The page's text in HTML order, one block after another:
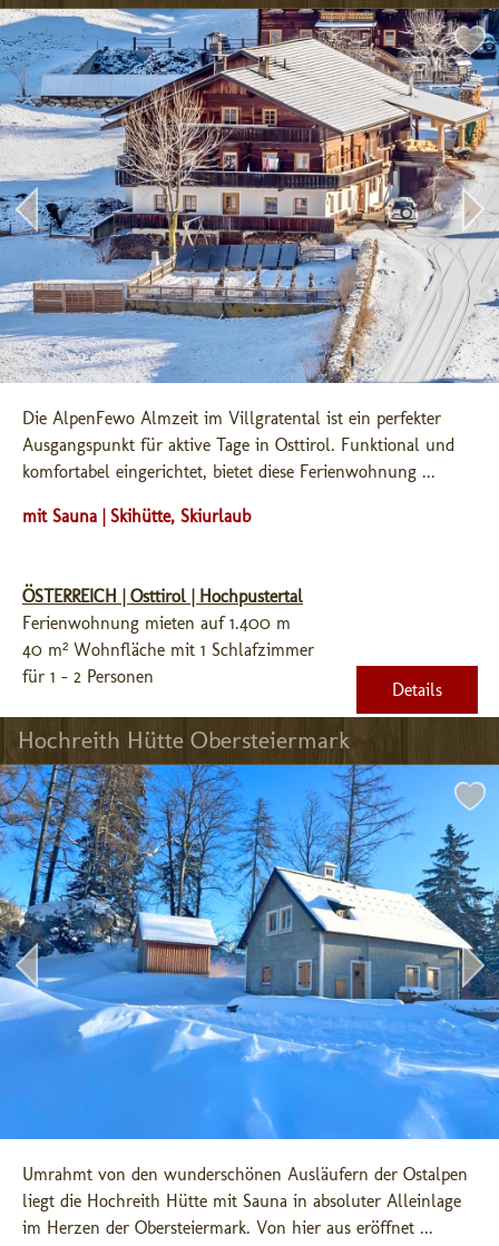
Die AlpenFewo Almzeit im Villgratental ist ein perfekter
Ausgangspunkt für aktive Tage in Osttirol. Funktional und
komfortabel eingerichtet, bietet diese Ferienwohnung ...
mit Sauna | Skihütte, Skiurlaub
ÖSTERREICH | Osttirol | Hochpustertal
Ferienwohnung mieten auf 1.400 m
40 m² Wohnfläche mit 1 Schlafzimmer
für 1 - 2 Personen
Details
Hochreith Hütte Obersteiermark
Umrahmt von den wunderschönen Ausläufern der Ostalpen
liegt die Hochreith Hütte mit Sauna in absoluter Alleinlage
im Herzen der Obersteiermark. Von hier aus eröffnet ...